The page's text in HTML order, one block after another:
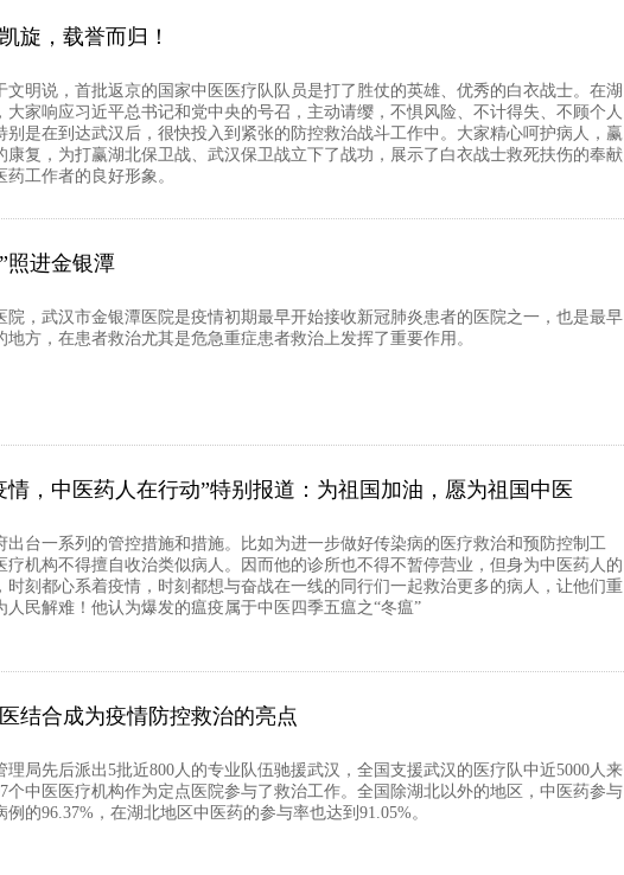
旋，载誉而归！
文明说，首批返京的国家中医医疗队队员是打了胜仗的英雄、优秀的白衣战士。在湖
大家响应习近平总书记和党中央的号召，主动请缨，不惧风险、不计得失、不顾个人
别是在到达武汉后，很快投入到紧张的防控救治战斗工作中。大家精心呵护病人，赢
康复，为打赢湖北保卫战、武汉保卫战立下了战功，展示了白衣战士救死扶伤的奉献
工作者的良好形象。
照进金银潭
院，武汉市金银潭医院是疫情初期最早开始接收新冠肺炎患者的医院之一，也是最早
方，在患者救治尤其是危急重症患者救治上发挥了重要作用。
情，中医药人在行动”特别报道：为祖国加油，愿为祖国中医
出台一系列的管控措施和措施。比如为进一步做好传染病的医疗救治和预防控制工
疗机构不得擅自收治类似病人。因而他的诊所也不得不暂停营业，但身为中医药人的
时刻都心系着疫情，时刻都想与奋战在一线的同行们一起救治更多的病人，让他们重
人民解难！他认为爆发的瘟疫属于中医四季五瘟之“冬瘟”
结合成为疫情防控救治的亮点
局先后派出5批近800人的专业队伍驰援武汉，全国支援武汉的医疗队中近5000人来
个中医医疗机构作为定点医院参与了救治工作。全国除湖北以外的地区，中医药参与
的96.37%，在湖北地区中医药的参与率也达到91.05%。